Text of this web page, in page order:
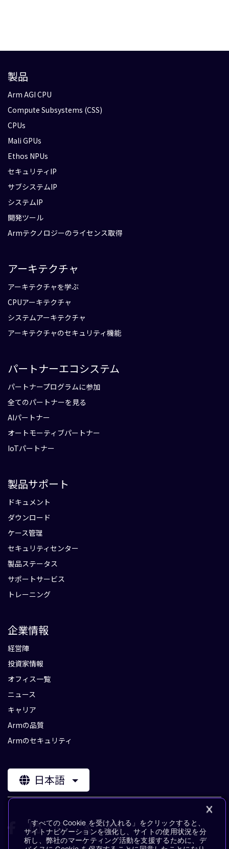
製品
Arm AGI CPU
Compute Subsystems (CSS)
CPUs
Mali GPUs
Ethos NPUs
セキュリティIP
サブシステムIP
システムIP
開発ツール
Armテクノロジーのライセンス取得
アーキテクチャ
アーキテクチャを学ぶ
CPUアーキテクチャ
システムアーキテクチャ
アーキテクチャのセキュリティ機能
パートナーエコシステム
パートナープログラムに参加
全てのパートナーを見る
AIパートナー
オートモーティブパートナー
IoTパートナー
製品サポート
ドキュメント
ダウンロード
ケース管理
セキュリティセンター
製品ステータス
サポートサービス
トレーニング
企業情報
経営陣
投資家情報
オフィス一覧
ニュース
キャリア
Armの品質
Armのセキュリティ
日本語
「すべての Cookie を受け入れる」をクリックすると、
サイトナビゲーションを強化し、サイトの使用状況を分
析し、弊社のマーケティング活動を支援するために、デ